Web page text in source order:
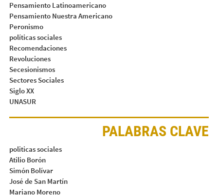
Pensamiento Latinoamericano
Pensamiento Nuestra Americano
Peronismo
políticas sociales
Recomendaciones
Revoluciones
Secesionismos
Sectores Sociales
Siglo XX
UNASUR
PALABRAS CLAVE
politicas sociales
Atilio Borón
Simón Bolívar
José de San Martín
Mariano Moreno